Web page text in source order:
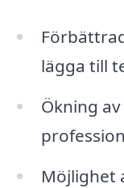
lägga till
Ökning
Möjlighet